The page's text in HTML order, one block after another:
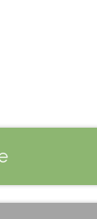
og is.
sommer.